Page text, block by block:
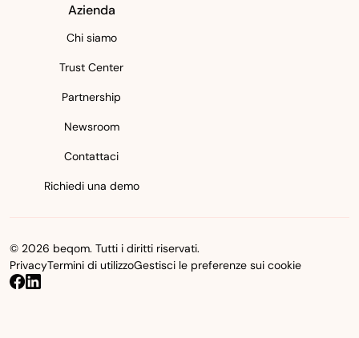
Azienda
Chi siamo
Trust Center
Partnership
Newsroom
Contattaci
Richiedi una demo
© 2026 beqom. Tutti i diritti riservati.
PrivacyTermini di utilizzoGestisci le preferenze sui cookie